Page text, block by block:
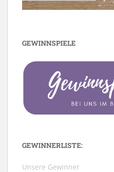
GEWINNSPIELE
GEWINNERLISTE:
Unsere Gewinner